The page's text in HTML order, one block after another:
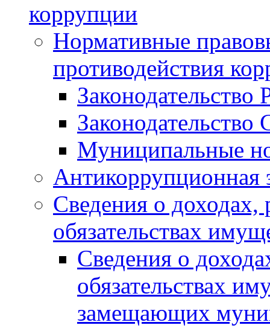
коррупции
Нормативные
противодействия
Законодательство
Муниципальные
Антикоррупционная
Сведения о доходах,
обязательствах
Сведения о
обязательствах
замещающих